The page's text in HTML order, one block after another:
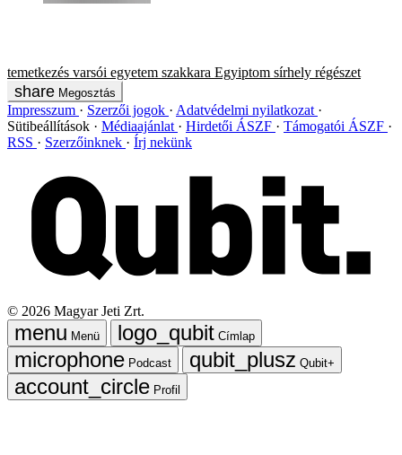
temetkezés varsói egyetem szakkara Egyiptom sírhely régészet
Megosztás
Impresszum Szerzői jogok
Adatvédelmi nyilatkozat
Sütibeállítások
Médiaajánlat Hirdetői ÁSZF
Támogatói ÁSZF
RSS
Szerzőinknek Írj nekünk
© 2026 Magyar Jeti Zrt.
Menü
Címlap
Podcast
Qubit+
Profil